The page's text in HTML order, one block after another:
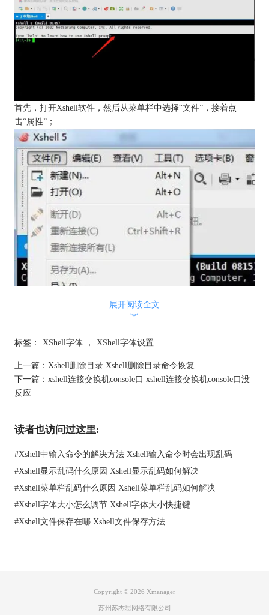
首先，打开Xshell软件，然后从菜单栏中选择“文件”，接着点
击“属性”；
接下来，在弹出的属性窗口中，选择左侧的“外观”选项，然后在
展开阅读全文
︾
标签： XShell字体 ， XShell字体设置
上一篇： Xshell删除目录 Xshell删除目录命令恢复
下一篇： xshell连接交换机console口 xshell连接交换机console口没
反应
读者也访问过这里:
#Xshell中输入命令的解决方法 Xshell输入命令时会出现乱码
#Xshell显示乱码什么原因 Xshell显示乱码如何解决
#Xshell菜单栏乱码什么原因 Xshell菜单栏乱码如何解决
#Xshell字体大小怎么调节 Xshell字体大小快捷键
#Xshell文件保存在哪 Xshell文件保存方法
Copyright © 2026 Xmanager
苏州苏杰思网络有限公司